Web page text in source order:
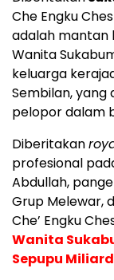
Che Engku
adalah mantan
Wanita
keluarga
Sembilan,
pelopor dalam
Diberitakan
profesional
Abdullah,
Grup Melewar,
Che’ Engku
Wanita
Sepupu